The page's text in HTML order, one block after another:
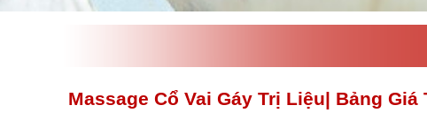
Massage Cổ Vai Gáy Trị Liệu| Bảng